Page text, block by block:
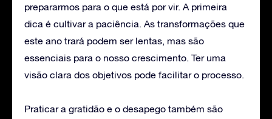
prepararmos para o que está por vir. A primeira
dica é cultivar a paciência. As transformações que
este ano trará podem ser lentas, mas são
essenciais para o nosso crescimento. Ter uma
visão clara dos objetivos pode facilitar o processo.
Praticar a gratidão e o desapego também são